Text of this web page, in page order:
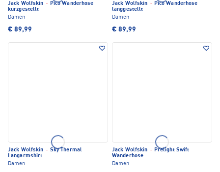
Jack Wolfskin · Pico Wanderhose
kurzgestellt
Damen
€ 89,99
Jack Wolfskin · Pico Wanderhose
langgestellt
Damen
€ 89,99
Jack Wolfskin · Sky Thermal
Langarmshirt
Damen
Jack Wolfskin · Prelight Swift
Wanderhose
Damen